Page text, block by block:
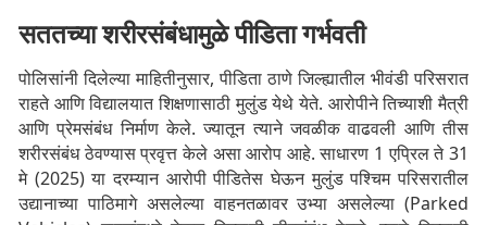
सततच्या शरीरसंबंधामुळे पीडिता गर्भवती
पोलिसांनी दिलेल्या माहितीनुसार, पीडिता ठाणे जिल्ह्यातील भीवंडी परिसरात
राहते आणि विद्यालयात शिक्षणासाठी मुलुंड येथे येते. आरोपीने तिच्याशी मैत्री
आणि प्रेमसंबंध निर्माण केले. ज्यातून त्याने जवळीक वाढवली आणि तीस
शरीरसंबंध ठेवण्यास प्रवृत्त केले असा आरोप आहे. साधारण 1 एप्रिल ते 31
मे (2025) या दरम्यान आरोपी पीडितेस घेऊन मुलुंड पश्चिम परिसरातील
उद्यानाच्या पाठिमागे असलेल्या वाहनतळावर उभ्या असलेल्या (Parked